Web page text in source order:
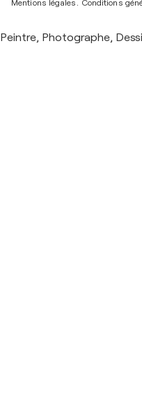
Mentions légales. Conditions
Peintre, Photographe,